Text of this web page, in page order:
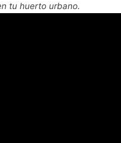
tu huerto urbano.